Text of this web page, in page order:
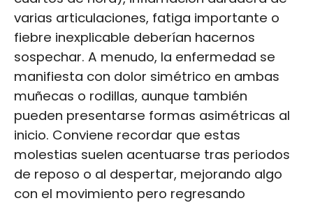
varias articulaciones, fatiga importante o
fiebre inexplicable deberían hacernos
sospechar. A menudo, la enfermedad se
manifiesta con dolor simétrico en ambas
muñecas o rodillas, aunque también
pueden presentarse formas asimétricas al
inicio. Conviene recordar que estas
molestias suelen acentuarse tras periodos
de reposo o al despertar, mejorando algo
con el movimiento pero regresando